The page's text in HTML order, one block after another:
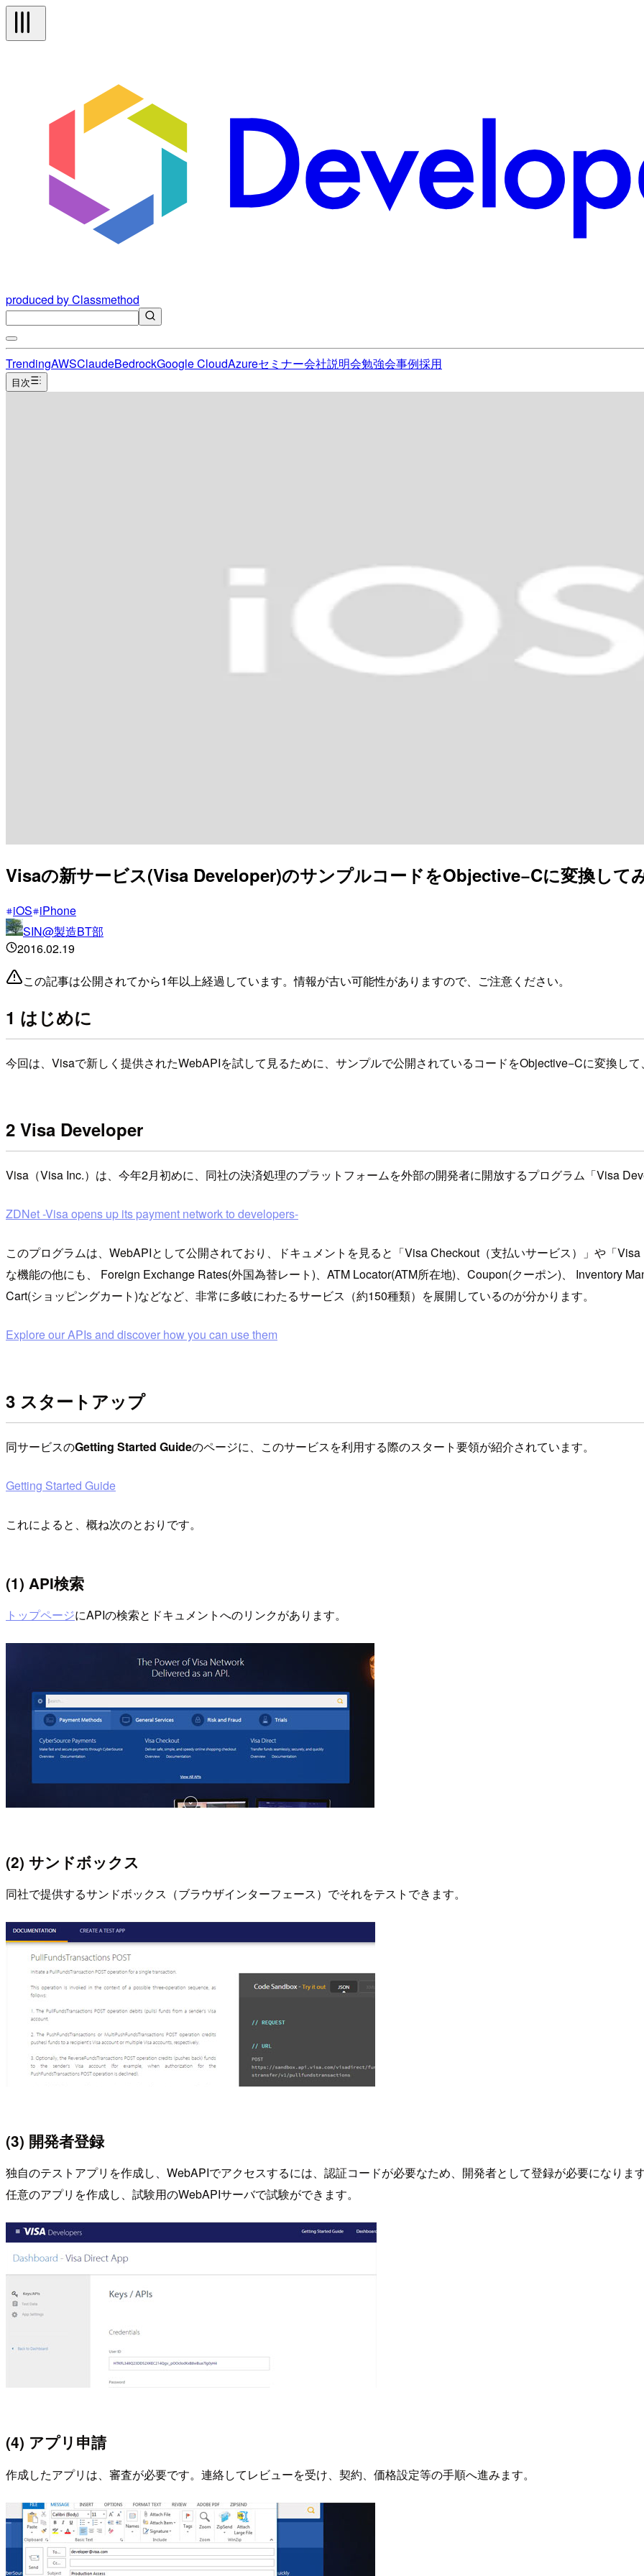
produced by Classmethod
TrendingAWSClaudeBedrockGoogle CloudAzureセミナー会社説明会勉強会事例採用
目次
Visaの新サービス(Visa Developer)のサンプルコードをObjective−Cに変換して
iOS iPhone
SIN@製造BT部
2016.02.19
この記事は公開されてから1年以上経過しています。情報が古い可能性がありますので、ご注意ください。
1 はじめに
今回は、Visaで新しく提供されたWebAPIを試して見るために、サンプルで公開されているコードをObjective−Cに変換し
2 Visa Developer
Visa（Visa Inc.）は、今年2月初めに、同社の決済処理のプラットフォームを外部の開発者に開放するプログラム「Visa
ZDNet -Visa opens up its payment network to developers-
このプログラムは、WebAPIとして公開されており、ドキュメントを見ると「Visa Checkout（支払いサービス）」や「
な機能の他にも、 Foreign Exchange Rates(外国為替レート)、ATM Locator(ATM所在地)、Coupon(クーポン)、 Inventory
Cart(ショッピングカート)などなど、非常に多岐にわたるサービス（約150種類）を展開しているのが分かります。
Explore our APIs and discover how you can use them
3 スタートアップ
同サービスのGetting Started Guideのページに、このサービスを利用する際のスタート要領が紹介されています。
Getting Started Guide
これによると、概ね次のとおりです。
(1) API検索
トップページにAPIの検索とドキュメントへのリンクがあります。
(2) サンドボックス
同社で提供するサンドボックス（ブラウザインターフェース）でそれをテストできます。
(3) 開発者登録
独自のテストアプリを作成し、WebAPIでアクセスするには、認証コードが必要なため、開発者として登録が必要になり
任意のアプリを作成し、試験用のWebAPIサーバで試験ができます。
(4) アプリ申請
作成したアプリは、審査が必要です。連絡してレビューを受け、契約、価格設定等の手順へ進みます。